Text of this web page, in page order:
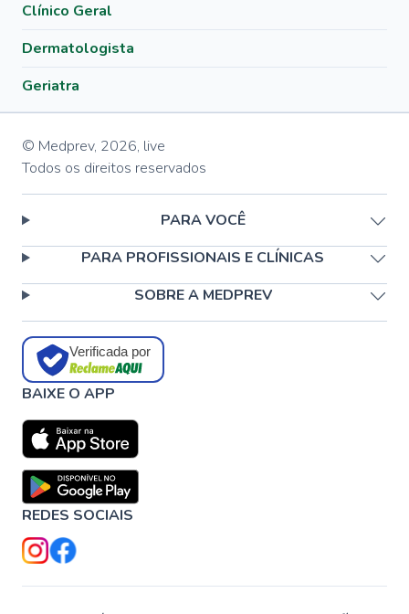
Clínico Geral
Dermatologista
Geriatra
© Medprev, 2026, live
Todos os direitos reservados
PARA VOCÊ
PARA PROFISSIONAIS E CLÍNICAS
SOBRE A MEDPREV
Verificada por
BAIXE O APP
REDES SOCIAIS